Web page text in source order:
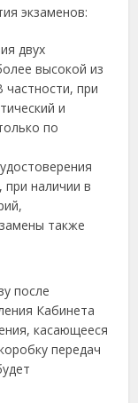
экзаменов:
двух
высокой из
частности, при
и
по
при наличии в
также
после
Кабинета
касающееся
передач